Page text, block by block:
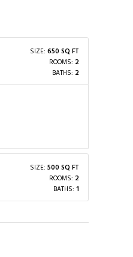
SIZE: 650 SQ FT
ROOMS: 2
BATHS: 2
SIZE: 500 SQ FT
ROOMS: 2
BATHS: 1